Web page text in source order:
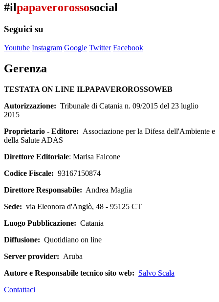
#ilpapaverorossosocial
Seguici su
Youtube Instagram Google Twitter Facebook
Gerenza
TESTATA ON LINE ILPAPAVEROROSSOWEB
Autorizzazione: Tribunale di Catania n. 09/2015 del 23 luglio
2015
Proprietario - Editore: Associazione per la Difesa dell'Ambiente e
della Salute ADAS
Direttore Editoriale: Marisa Falcone
Codice Fiscale: 93167150874
Direttore Responsabile: Andrea Maglia
Sede: via Eleonora d'Angiò, 48 - 95125 CT
Luogo Pubblicazione: Catania
Diffusione: Quotidiano on line
Server provider: Aruba
Autore e Responsabile tecnico sito web: Salvo Scala
Contattaci